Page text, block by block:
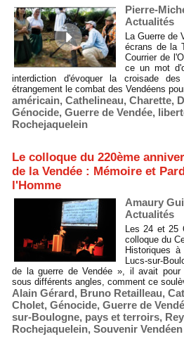
Pierre-
Actualités
La Guerre de
écrans de la
Courrier de
ce un mot
interdiction d'évoquer la croisade
étrangement le combat des Vendéens
américain, Cathelineau, Charette,
Génocide, Guerre de Vendée,
Rochejaquelein
Le colloque du 220ème
de la Vendée : Mémoire et
l'Homme
Amaury
Actualités
Les 24 et 25
colloque du
Historiques
Lucs-sur-
de la guerre de Vendée », il avait pour
sous différents angles, comment ce
Alain Gérard, Bruno Retailleau,
Cholet, Génocide, Guerre de
sur-Boulogne, pays et terroirs,
Rochejaquelein, Souvenir Vendéen